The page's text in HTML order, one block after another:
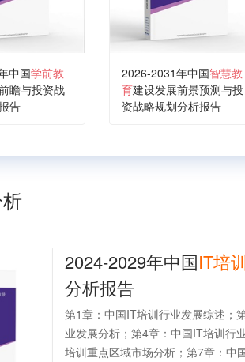
中国学前教
瞻与投资战
告
2026-2031年中国智慧教
育建设发展前景预测与投
资战略规划分析报告
2024-2029年中国IT培
分析报告
第1章：中国IT培训行业发展综述；
业发展分析；第4章：中国IT培训行
培训重点区域市场分析；第7章：中